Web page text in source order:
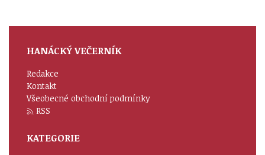
HANÁCKÝ VEČERNÍK
Redakce
Kontakt
Všeobecné obchodní podmínky
RSS
KATEGORIE